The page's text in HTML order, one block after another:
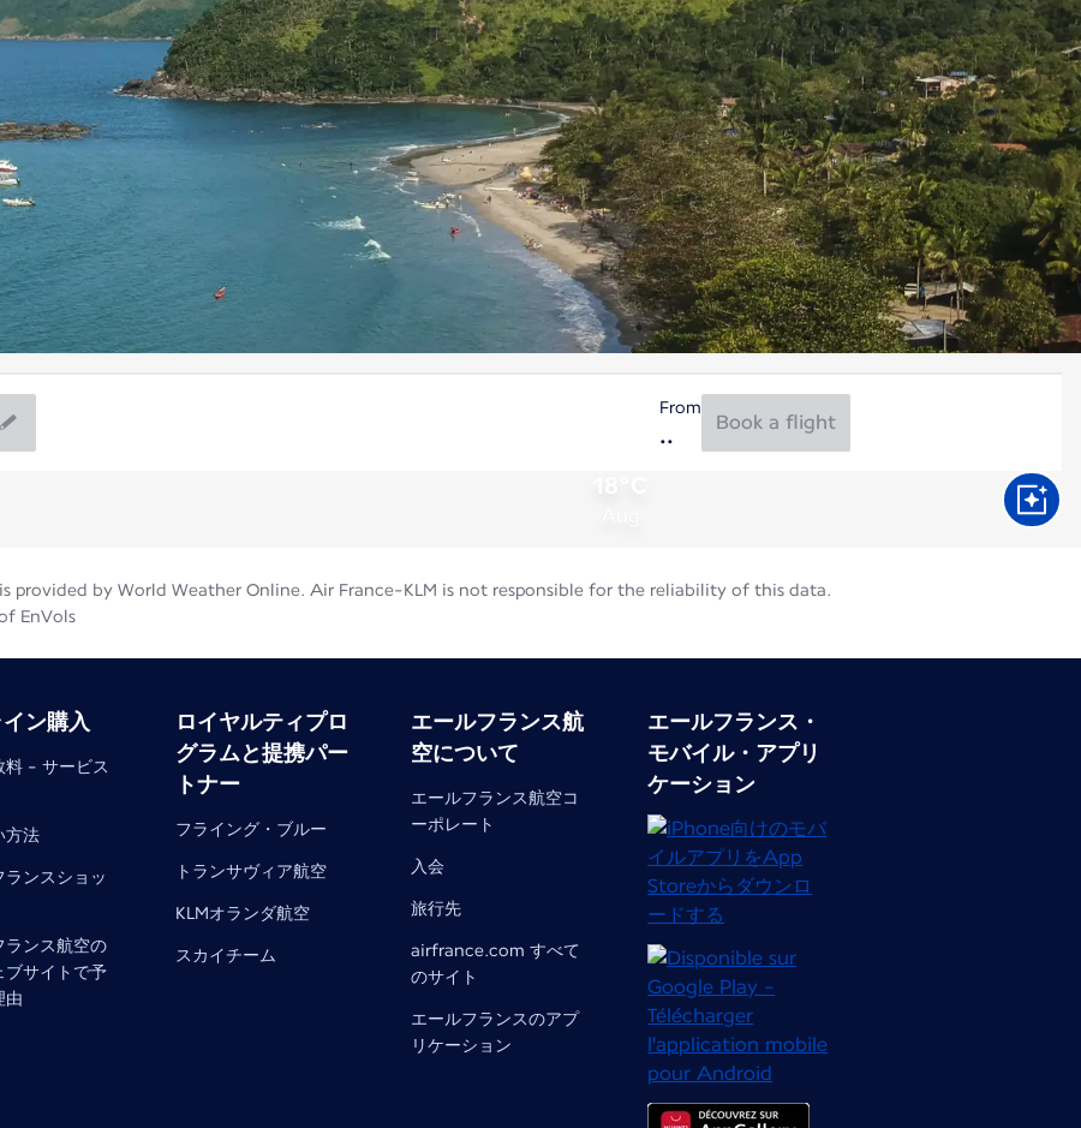
From
Book a flight
provided by World Weather Online. Air France-KLM is not responsible for the reliability of this data.
EnVols
ン購入
料 - サービス
方法
ランスショッ
ランス航空の
ブサイトで予
由
ロイヤルティプロ
グラムと提携パー
トナー
フライング・ブルー
トランサヴィア航空
KLMオランダ航空
スカイチーム
エールフランス航
空について
エールフランス航空コ
ーポレート
入会
旅行先
airfrance.com すべて
のサイト
エールフランスのアプ
リケーション
エールフランス・
モバイル・アプリ
ケーション